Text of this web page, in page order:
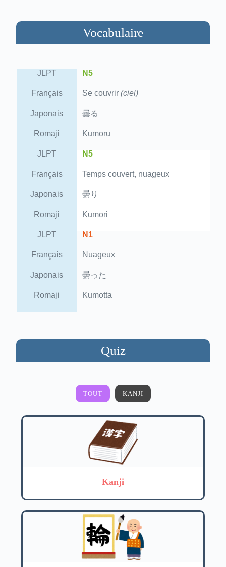
Vocabulaire
JLPT N5
Français Se couvrir (ciel)
Japonais 曇る
Romaji Kumoru
JLPT N5
Français Temps couvert, nuageux
Japonais 曇り
Romaji Kumori
JLPT N1
Français Nuageux
Japonais 曇った
Romaji Kumotta
Quiz
TOUT KANJI
Kanji